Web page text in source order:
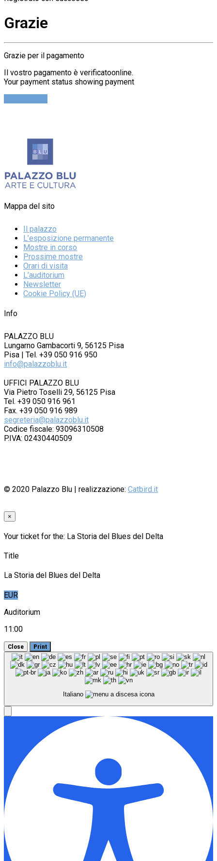
Grazie
Grazie per il pagamento
Il vostro pagamento è verificatoonline.
Your payment status showing payment
Mappa del sito
Il palazzo
L’esposizione permanente
Mostre in corso
Prossime mostre
Orari di visita
L’auditorium
Newsletter
Cookie Policy (UE)
Info
PALAZZO BLU
Lungarno Gambacorti 9, 56125 Pisa
Pisa | Tel. +39 050 916 950
info@palazzoblu.it
UFFICI PALAZZO BLU
Via Pietro Toselli 29, 56125 Pisa
Tel. +39 050 916 961
Fax. +39 050 916 989
segreteria@palazzoblu.it
Codice fiscale: 93096310508
P.IVA: 02430440509
© 2020 Palazzo Blu | realizzazione: Catbird.it
×
Your ticket for the: La Storia del Blues del Delta
Title
La Storia del Blues del Delta
EUR
Auditorium
11:00
Close Print
Italiano